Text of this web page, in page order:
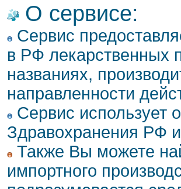
О сервисе:
Сервис
в РФ лекарственных
названиях,
направленности
Сервис использует
Здравохранения РФ
Также Вы можете
импортного